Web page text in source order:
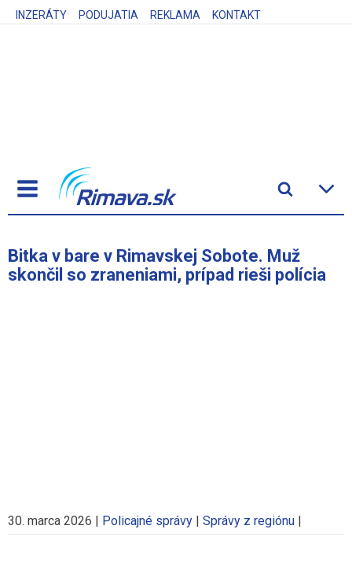
INZERÁTY PODUJATIA REKLAMA KONTAKT
Bitka v bare v Rimavskej Sobote. Muž
skončil so zraneniami, prípad rieši polícia
30. marca 2026 | Policajné správy | Správy z regiónu |